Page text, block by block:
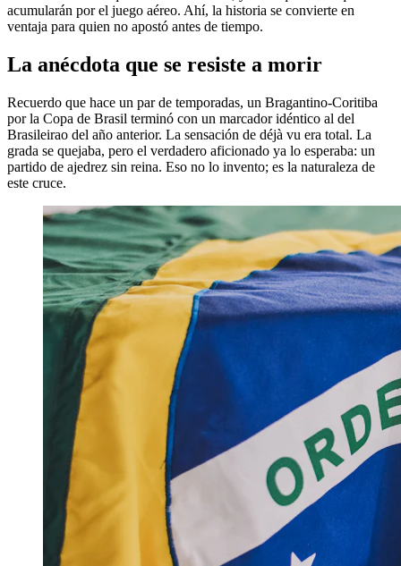
acumularán por el juego aéreo. Ahí, la historia se convierte en
ventaja para quien no apostó antes de tiempo.
La anécdota que se resiste a morir
Recuerdo que hace un par de temporadas, un Bragantino-Coritiba
por la Copa de Brasil terminó con un marcador idéntico al del
Brasileirao del año anterior. La sensación de déjà vu era total. La
grada se quejaba, pero el verdadero aficionado ya lo esperaba: un
partido de ajedrez sin reina. Eso no lo invento; es la naturaleza de
este cruce.